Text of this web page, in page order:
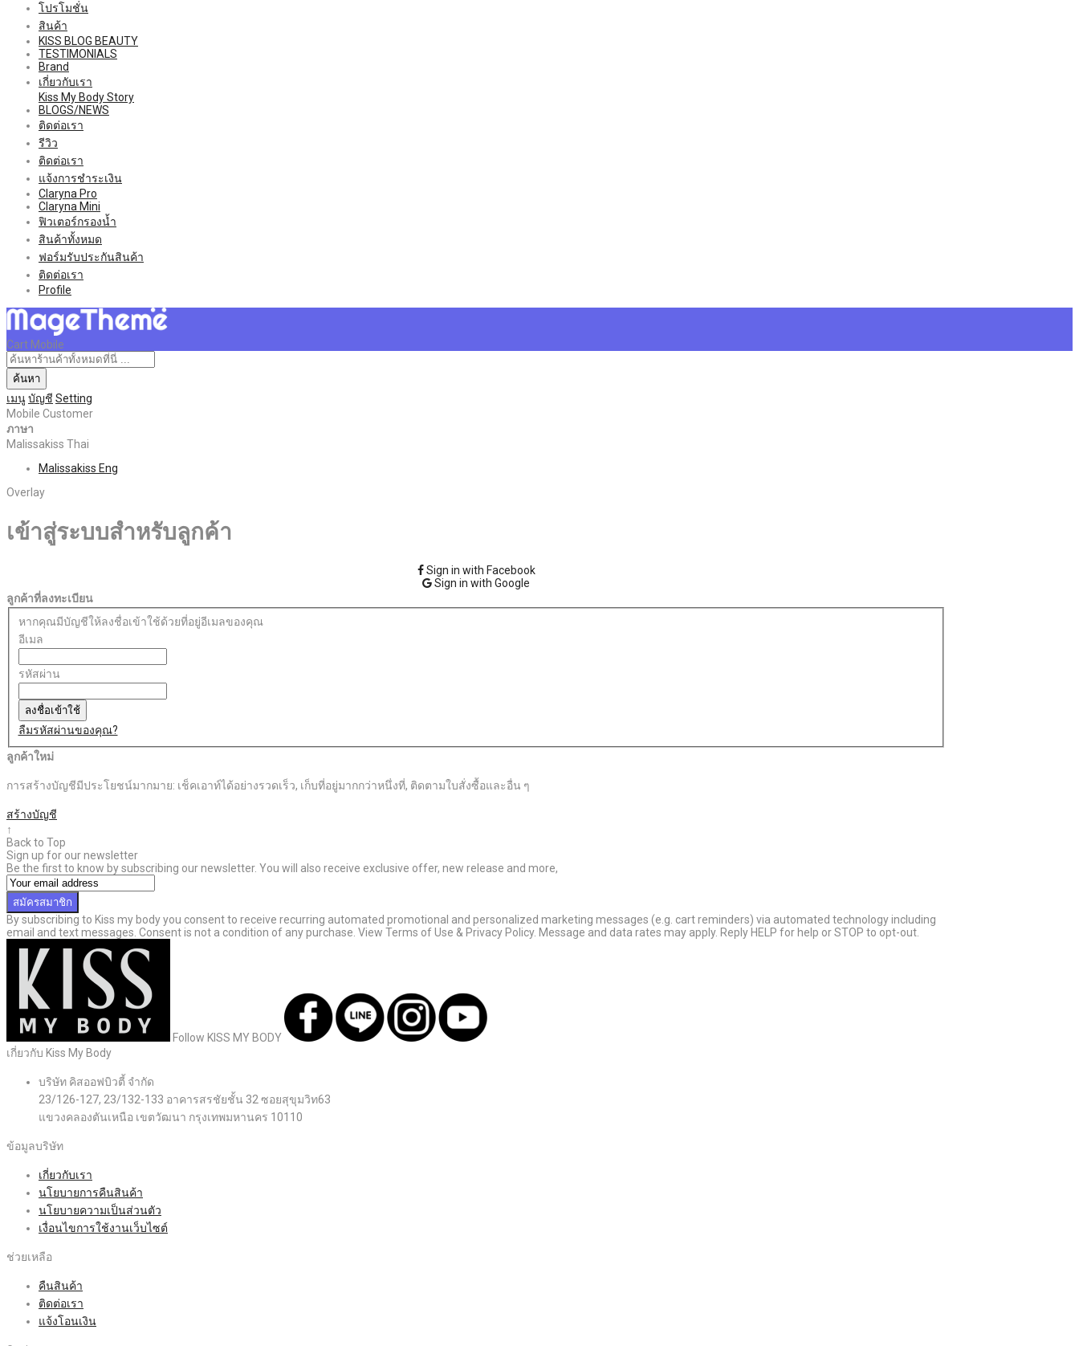
โปรโมชั่น
สินค้า
KISS BLOG BEAUTY
TESTIMONIALS
Brand
เกี่ยวกับเรา
Kiss My Body Story
BLOGS/NEWS
ติดต่อเรา
รีวิว
ติดต่อเรา
แจ้งการชำระเงิน
Claryna Pro
Claryna Mini
ฟิวเตอร์กรองน้ำ
สินค้าทั้งหมด
ฟอร์มรับประกันสินค้า
ติดต่อเรา
Profile
Cart Mobile
ค้นหา
เมนูบัญชี Setting
Mobile Customer
ภาษา
Malissakiss Thai
Malissakiss Eng
Overlay
เข้าสู่ระบบสำหรับลูกค้า
Sign in with Facebook
Sign in with Google
ลูกค้าที่ลงทะเบียน
หากคุณมีบัญชีให้ลงชื่อเข้าใช้ด้วยที่อยู่อีเมลของคุณ
อีเมล
รหัสผ่าน
ลงชื่อเข้าใช้
ลืมรหัสผ่านของคุณ?
ลูกค้าใหม่
การสร้างบัญชีมีประโยชน์มากมาย: เช็คเอาท์ได้อย่างรวดเร็ว, เก็บที่อยู่มากกว่าหนึ่งที่, ติดตามใบสั่งซื้อและอื่น ๆ
สร้างบัญชี
↑
Back to Top
Sign up for our newsletter
Be the first to know by subscribing our newsletter. You will also receive exclusive offer, new release and more,
สมัครสมาชิก
By subscribing to Kiss my body you consent to receive recurring automated promotional and personalized marketing messages (e.g. cart reminders) via automated technology including
email and text messages. Consent is not a condition of any purchase. View Terms of Use & Privacy Policy. Message and data rates may apply. Reply HELP for help or STOP to opt-out.
Follow KISS MY BODY
เกี่ยวกับ Kiss My Body
บริษัท คิสออฟบิวตี้ จำกัด
23/126-127, 23/132-133 อาคารสรชัยชั้น 32 ซอยสุขุมวิท63
แขวงคลองตันเหนือ เขตวัฒนา กรุงเทพมหานคร 10110
ข้อมูลบริษัท
เกี่ยวกับเรา
นโยบายการคืนสินค้า
นโยบายความเป็นส่วนตัว
เงื่อนไขการใช้งานเว็บไซต์
ช่วยเหลือ
คืนสินค้า
ติดต่อเรา
แจ้งโอนเงิน